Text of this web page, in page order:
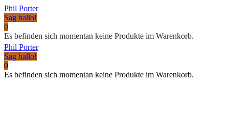
Phil Porter
Sag hallo!
0
Es befinden sich momentan keine Produkte im Warenkorb.
Phil Porter
Sag hallo!
0
Es befinden sich momentan keine Produkte im Warenkorb.